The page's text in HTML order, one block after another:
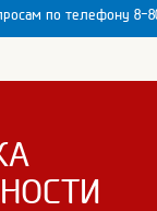
по телефону 8-